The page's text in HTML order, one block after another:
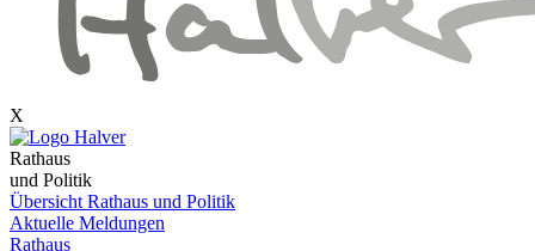
X
Rathaus
und Politik
Übersicht Rathaus und Politik
Aktuelle Meldungen
Rathaus